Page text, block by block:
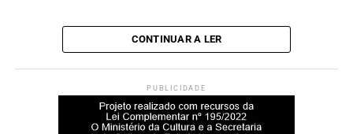
esportivas e de
convivência.”
A secretária municipal da Educação, Beth Colombo,
ressaltou a importância da estrutura para o cotidiano
CONTINUAR A LER
PUBLICIDADE